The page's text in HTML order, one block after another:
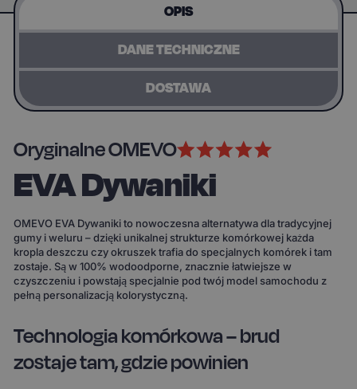
OPIS
DANE TECHNICZNE
DOSTAWA
Oryginalne OMEVO
EVA Dywaniki
OMEVO EVA Dywaniki to nowoczesna alternatywa dla tradycyjnej
gumy i weluru – dzięki unikalnej strukturze komórkowej każda
kropla deszczu czy okruszek trafia do specjalnych komórek i tam
zostaje. Są w 100% wodoodporne, znacznie łatwiejsze w
czyszczeniu i powstają specjalnie pod twój model samochodu z
pełną personalizacją kolorystyczną.
Technologia komórkowa – brud
zostaje tam, gdzie powinien